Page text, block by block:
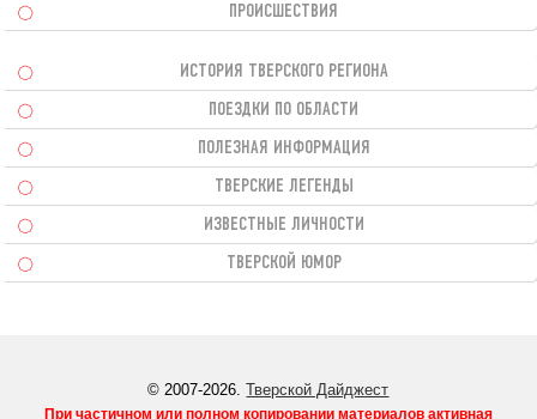
ПРОИСШЕСТВИЯ
ИСТОРИЯ ТВЕРСКОГО РЕГИОНА
ПОЕЗДКИ ПО ОБЛАСТИ
ПОЛЕЗНАЯ ИНФОРМАЦИЯ
ТВЕРСКИЕ ЛЕГЕНДЫ
ИЗВЕСТНЫЕ ЛИЧНОСТИ
ТВЕРСКОЙ ЮМОР
© 2007-2026.Тверской Дайджест
При частичном или полном копировании материалов активная